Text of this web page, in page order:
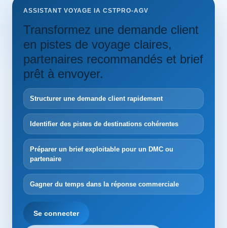
ASSISTANT VOYAGE IA CSTPRO-AGV
Transformez une demande client
en pistes de voyage claires,
partenaires recommandés et brief
prêt à envoyer.
Structurer une demande client rapidement
Identifier des pistes de destinations cohérentes
Préparer un brief exploitable pour un DMC ou
partenaire
Gagner du temps dans la réponse commerciale
Se connecter